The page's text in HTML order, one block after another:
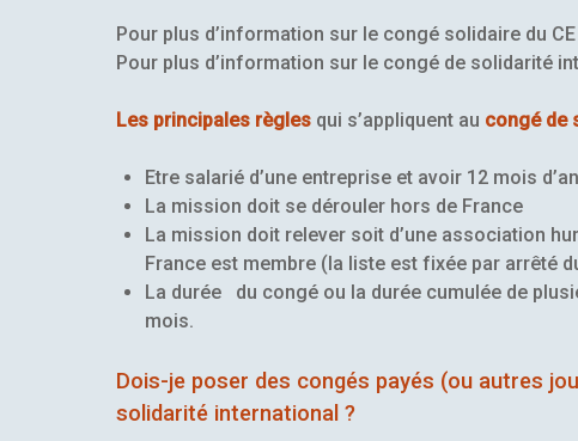
Pour plus d’information sur le congé solidaire du CE
Pour plus d’information sur le congé de solidarité
Les principales règles qui s’appliquent au congé de
Etre salarié d’une entreprise et avoir 12 mois
La mission doit se dérouler hors de France
La mission doit relever soit d’une association
France est membre (la liste est fixée par arrêté
La durée du congé ou la durée cumulée de
mois.
Dois-je poser des congés payés (ou autres
solidarité international ?